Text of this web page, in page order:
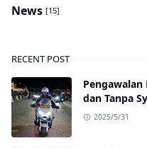
News [15]
RECENT POST
Pengawalan
dan Tanpa
2025/5/31